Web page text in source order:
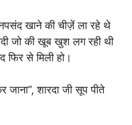
खाने की चीज़ें ला रहे थे
जो की खूब खुश लग रही थी
से मिली हो।
शारदा जी सूप पीते